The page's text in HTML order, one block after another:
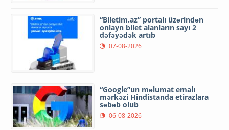
“Biletim.az” portalı üzərindən
onlayn bilet alanların sayı 2
dəfəyədək artıb
07-08-2026
“Google”un məlumat emalı
mərkəzi Hindistanda etirazlara
səbəb olub
06-08-2026